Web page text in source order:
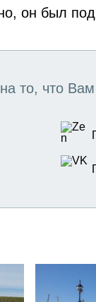
он был под
то, что